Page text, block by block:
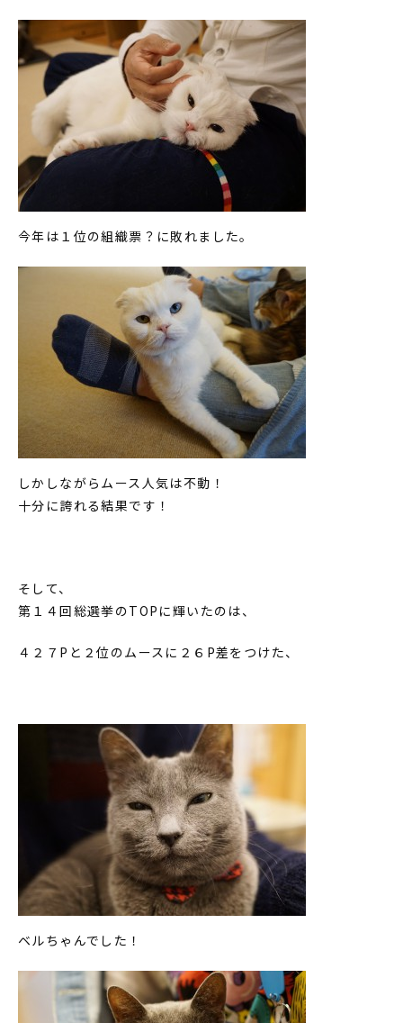
今年は１位の組織票？に敗れました。
しかしながらムース人気は不動！
十分に誇れる結果です！
そして、
第１４回総選挙のTOPに輝いたのは、
４２７Pと２位のムースに２６P差をつけた、
ベルちゃんでした！